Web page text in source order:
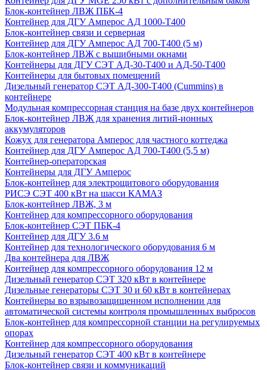
Блок-контейнер ЛВЖ ПБК-4
Контейнер для ДГУ Амперос АД 1000-Т400
Блок-контейнер связи и серверная
Контейнер для ДГУ Амперос АД 700-Т400 (5 м)
Блок-контейнер ЛВЖ с вышибными окнами
Контейнеры для ДГУ СЭТ АД-30-Т400 и АД-50-Т400
Контейнеры для бытовых помещений
Дизельный генератор СЭТ АД-300-Т400 (Cummins) в
контейнере
Модульная компрессорная станция на базе двух контейнеров
Блок-контейнер ЛВЖ для хранения литий-ионных
аккумуляторов
Кожух для генератора Амперос для частного коттеджа
Контейнер для ДГУ Амперос АД 700-Т400 (5,5 м)
Контейнер-операторская
Контейнеры для ДГУ Амперос
Блок-контейнер для электрощитового оборудования
РИСЭ СЭТ 400 кВт на шасси КАМАЗ
Блок-контейнер ЛВЖ, 3 м
Контейнер для компрессорного оборудования
Блок-контейнер СЭТ ПБК-4
Контейнер для ДГУ 3.6 м
Контейнер для технологического оборудования 6 м
Два контейнера для ЛВЖ
Контейнер для компрессорного оборудования 12 м
Дизельный генератор СЭТ 320 кВт в контейнере
Дизельные генераторы СЭТ 30 и 60 кВт в контейнерах
Контейнеры во взрывозащищенном исполнении для
автоматической системы контроля промышленных выбросов
Блок-контейнер для компрессорной станции на регулируемых
опорах
Контейнер для компрессорного оборудования
Дизельный генератор СЭТ 400 кВт в контейнере
Блок-контейнер связи и коммуникаций